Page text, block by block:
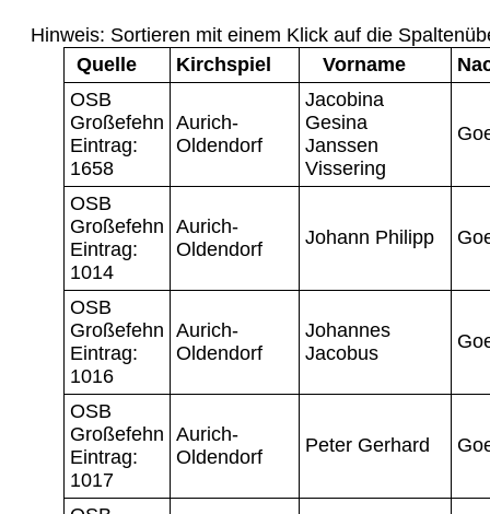
Hinweis: Sortieren mit einem Klick auf die
Quelle
Kirchspiel Vorname
OSB
Großefehn
Eintrag:
1658
Aurich-
Oldendorf
Jacobina
Gesina
Janssen
Vissering
OSB
Großefehn
Eintrag:
1014
Aurich-
Oldendorf
Johann Philipp
OSB
Großefehn
Eintrag:
1016
Aurich-
Oldendorf
Johannes
Jacobus
OSB
Großefehn
Eintrag:
1017
Aurich-
Oldendorf
Peter Gerhard